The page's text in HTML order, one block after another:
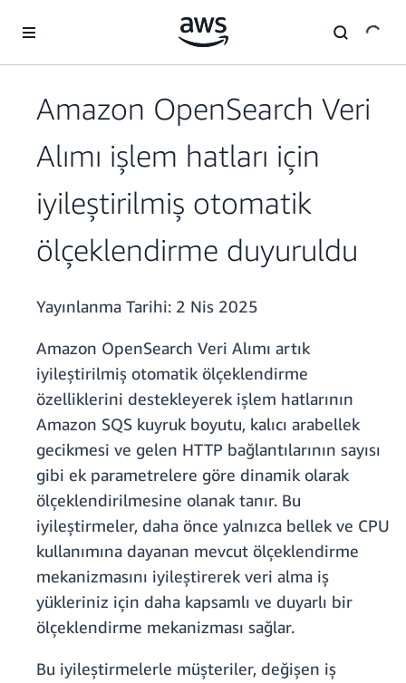
Amazon OpenSearch Veri
Alımı işlem hatları için
iyileştirilmiş otomatik
ölçeklendirme duyuruldu
Yayınlanma Tarihi: 2 Nis 2025
Amazon OpenSearch Veri Alımı artık
iyileştirilmiş otomatik ölçeklendirme
özelliklerini destekleyerek işlem hatlarının
Amazon SQS kuyruk boyutu, kalıcı arabellek
gecikmesi ve gelen HTTP bağlantılarının sayısı
gibi ek parametrelere göre dinamik olarak
ölçeklendirilmesine olanak tanır. Bu
iyileştirmeler, daha önce yalnızca bellek ve CPU
kullanımına dayanan mevcut ölçeklendirme
mekanizmasını iyileştirerek veri alma iş
yükleriniz için daha kapsamlı ve duyarlı bir
ölçeklendirme mekanizması sağlar.
Bu iyileştirmelerle müşteriler, değişen iş